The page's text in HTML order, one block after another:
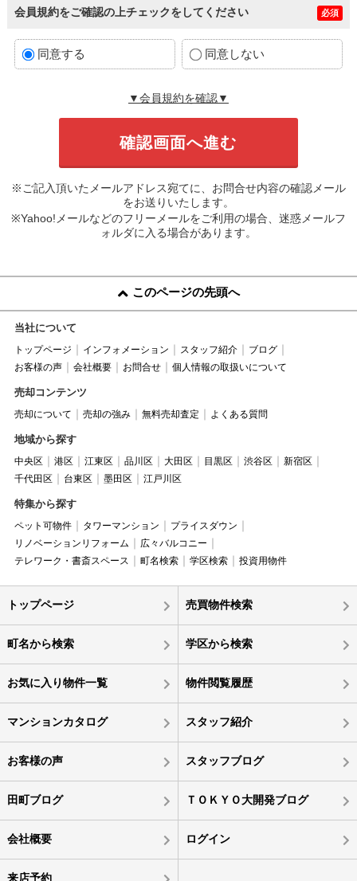
会員規約をご確認の上チェックをしてください 必須
同意する 同意しない
▼会員規約を確認▼
※ご記入頂いたメールアドレス宛てに、お問合せ内容の確認メール
をお送りいたします。
※Yahoo!メールなどのフリーメールをご利用の場合、迷惑メールフ
ォルダに入る場合があります。
このページの先頭へ
当社について
トップページ インフォメーション スタッフ紹介
ブログ
お客様の声
会社概要 お問合せ 個人情報の取扱いについて
売却コンテンツ
売却について 売却の強み 無料売却査定 よくある質問
地域から探す
中央区 港区 江東区 品川区 大田区 目黒区 渋谷区
新宿区
千代田区
台東区 墨田区 江戸川区
特集から探す
ペット可物件 タワーマンション
プライスダウン
リノベーションリフォーム
広々バルコニー
テレワーク・書斎スペース
町名検索 学区検索 投資用物件
トップページ 売買物件検索
町名から検索 学区から検索
お気に入り物件一覧 物件閲覧履歴
マンションカタログ スタッフ紹介
お客様の声 スタッフブログ
田町ブログ ＴＯＫＹＯ大開発ブログ
会社概要 ログイン
来店予約